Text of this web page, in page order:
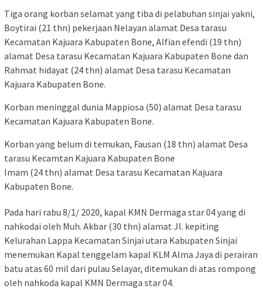
Tiga orang korban selamat yang tiba di pelabuhan sinjai yakni,
Boytirai (21 thn) pekerjaan Nelayan alamat Desa tarasu
Kecamatan Kajuara Kabupaten Bone, Alfian efendi (19 thn)
alamat Desa tarasu Kecamatan Kajuara Kabupaten Bone dan
Rahmat hidayat (24 thn) alamat Desa tarasu Kecamatan
Kajuara Kabupaten Bone.
Korban meninggal dunia Mappiosa (50) alamat Desa tarasu
Kecamatan Kajuara Kabupaten Bone.
Korban yang belum di temukan, Fausan (18 thn) alamat Desa
tarasu Kecamtan Kajuara Kabupaten Bone
Imam (24 thn) alamat Desa tarasu Kecamatan Kajuara
Kabupaten Bone.
Pada hari rabu 8/1/ 2020, kapal KMN Dermaga star 04 yang di
nahkodai oleh Muh. Akbar (30 thn) alamat Jl. kepiting
Kelurahan Lappa Kecamatan Sinjai utara Kabupaten Sinjai
menemukan Kapal tenggelam kapal KLM Alma Jaya di perairan
batu atas 60 mil dari pulau Selayar, ditemukan di atas rompong
oleh nahkoda kapal KMN Dermaga star 04.